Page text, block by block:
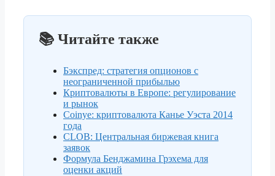
📚 Читайте также
Бэкспред: стратегия опционов с
неограниченной прибылью
Криптовалюты в Европе: регулирование
и рынок
Coinye: криптовалюта Канье Уэста 2014
года
CLOB: Центральная биржевая книга
заявок
Формула Бенджамина Грэхема для
оценки акций